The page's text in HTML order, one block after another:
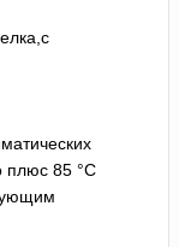
плюс 85 °С